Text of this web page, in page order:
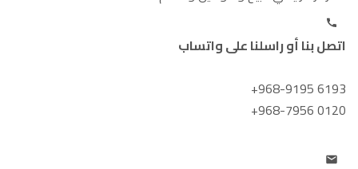
اتصل بنا أو راسلنا على واتساب
+968-9195 6193
+968-7956 0120